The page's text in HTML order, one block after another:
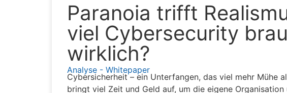
Paranoia trifft
viel Cybersecurity
wirklich?
Analyse - Whitepaper
Cybersicherheit – ein Unterfangen, das viel mehr Mühe
bringt viel Zeit und Geld auf, um die eigene Organisation